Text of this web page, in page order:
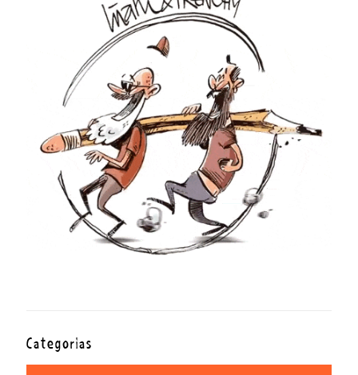
Categorías